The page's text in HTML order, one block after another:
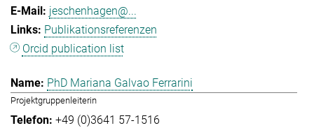
jeschenhagen@...
Publikationsreferenzen
Orcid publication list
PhD Mariana Galvao Ferrarini
Projektgruppenleiterin
+49 (0)3641 57-1516